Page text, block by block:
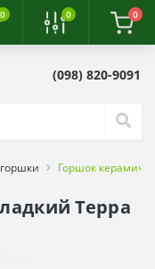
0 0 0
(098) 820-9091
Горшок
Терра